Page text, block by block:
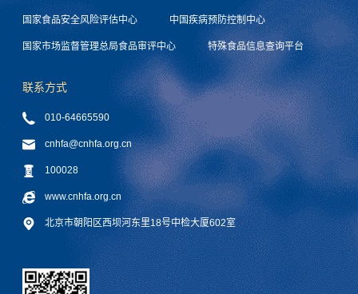
国家食品安全风险评估中心 中国疾病预防控制中心
国家市场监督管理总局食品审评中心 特殊食品信息查询平台
联系方式
010-64665590
cnhfa@cnhfa.org.cn
100028
www.cnhfa.org.cn
北京市朝阳区西坝河东里18号中检大厦602室